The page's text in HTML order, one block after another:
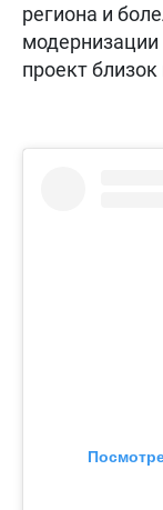
региона и
модернизации
проект